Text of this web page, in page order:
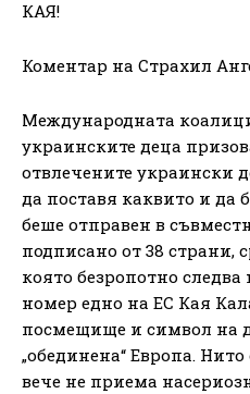
КАЯ!
Коментар на Страхил
Международната
украинските деца
отвлечените украински
да поставя каквито и да
беше отправен в
подписано от 38 страни,
която безропотно
номер едно на ЕС Кая
посмещище и символ на
„обединена“ Европа.
вече не приема